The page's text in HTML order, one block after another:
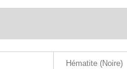
Hématite (Noire)